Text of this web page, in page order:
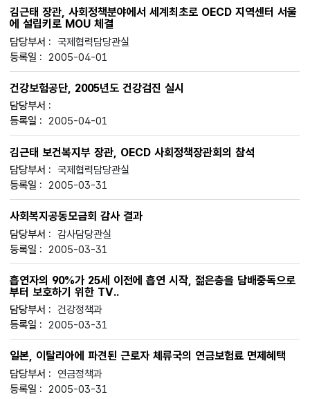
김근태 장관, 사회정책분야에서 세계최초로 OECD 지역센터 서울
에 설립키로 MOU 체결
국제협력담당관실
2005-04-01
건강보험공단, 2005년도 건강검진 실시
2005-04-01
김근태 보건복지부 장관, OECD 사회정책장관회의 참석
국제협력담당관실
2005-03-31
사회복지공동모금회 감사 결과
감사담당관실
2005-03-31
흡연자의 90%가 25세 이전에 흡연 시작, 젊은층을 담배중독으로
부터 보호하기 위한 TV..
건강정책과
2005-03-31
일본, 이탈리아에 파견된 근로자 체류국의 연금보험료 면제혜택
연금정책과
2005-03-31